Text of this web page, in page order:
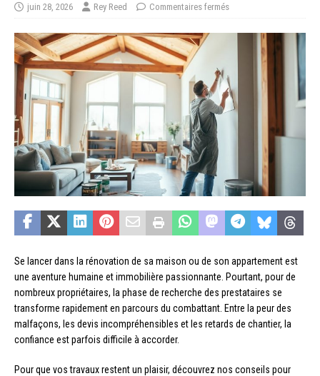
juin 28, 2026 Rey Reed Commentaires fermés
Se lancer dans la rénovation de sa maison ou de son appartement est
une aventure humaine et immobilière passionnante. Pourtant, pour de
nombreux propriétaires, la phase de recherche des prestataires se
transforme rapidement en parcours du combattant. Entre la peur des
malfaçons, les devis incompréhensibles et les retards de chantier, la
confiance est parfois difficile à accorder.
Pour que vos travaux restent un plaisir, découvrez nos conseils pour